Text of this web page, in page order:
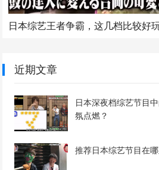
日本综艺王者争霸，这几档比较好
近期文章
日本深夜档综艺节目
氛点燃？
推荐日本综艺节目在